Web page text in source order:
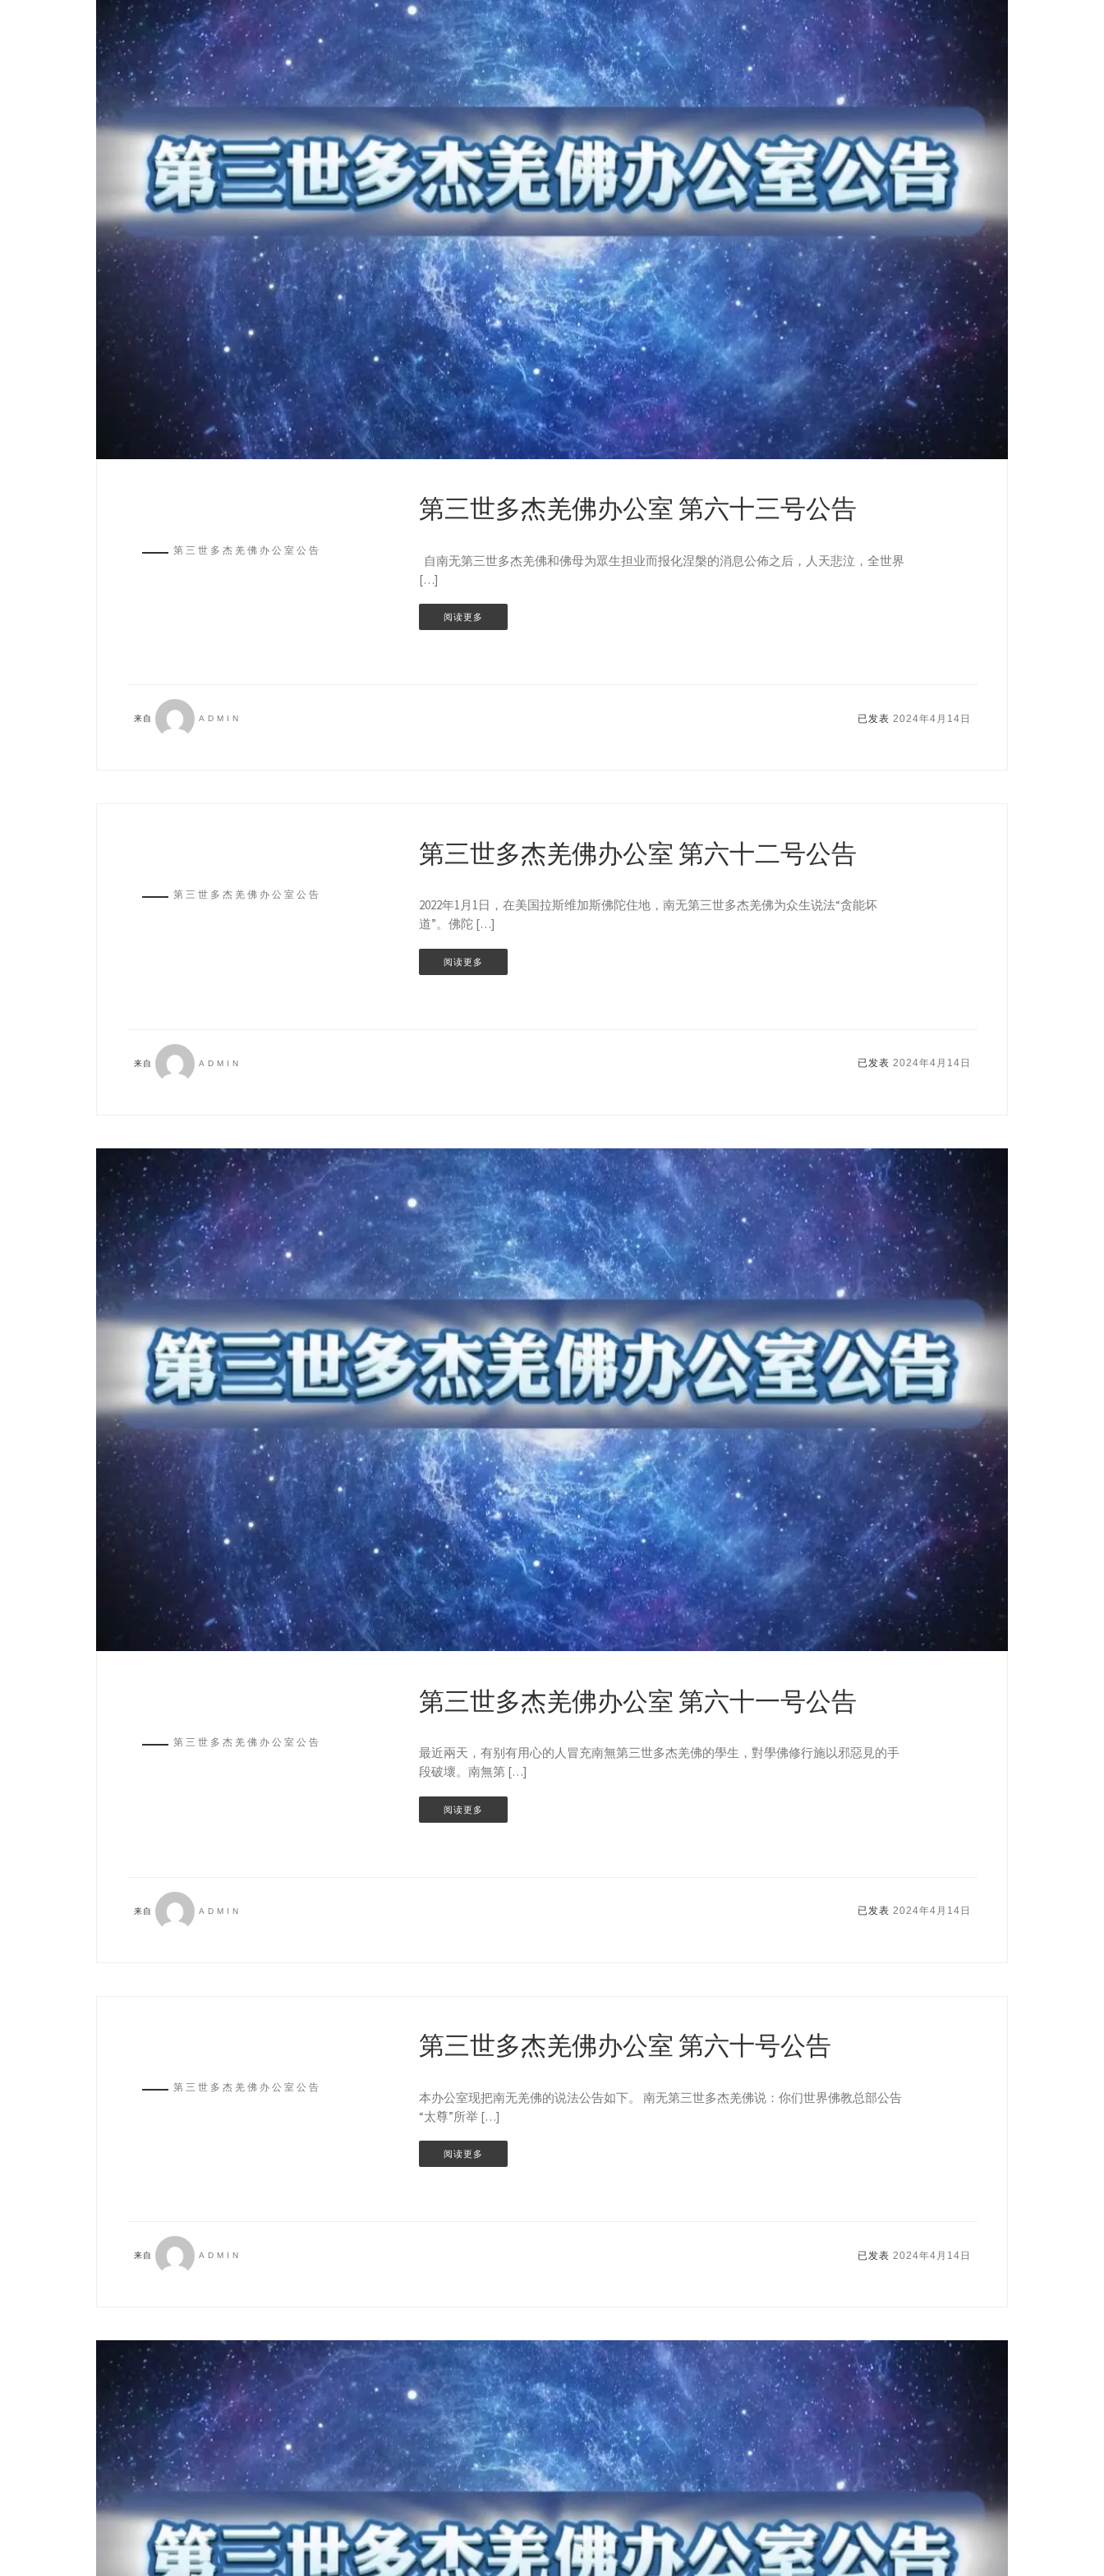
第三世多杰羌佛办公室 第六十三号公告
第三世多杰羌佛办公室公告
自南无第三世多杰羌佛和佛母为眾生担业而报化涅槃的消息公佈之后，人天悲泣，全世界
[…]
阅读更多
来自 ADMIN 已发表 2024年4月14日
第三世多杰羌佛办公室 第六十二号公告
第三世多杰羌佛办公室公告
2022年1月1日，在美国拉斯维加斯佛陀住地，南无第三世多杰羌佛为众生说法“贪能坏
道”。佛陀 […]
阅读更多
来自 ADMIN 已发表 2024年4月14日
第三世多杰羌佛办公室 第六十一号公告
第三世多杰羌佛办公室公告
最近兩天，有别有用心的人冒充南無第三世多杰羌佛的學生，對學佛修行施以邪惡見的手
段破壞。南無第 […]
阅读更多
来自 ADMIN 已发表 2024年4月14日
第三世多杰羌佛办公室 第六十号公告
第三世多杰羌佛办公室公告
本办公室现把南无羌佛的说法公告如下。 南无第三世多杰羌佛说：你们世界佛教总部公告
“太尊”所举 […]
阅读更多
来自 ADMIN 已发表 2024年4月14日